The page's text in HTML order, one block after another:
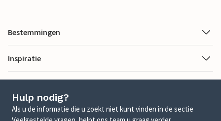
Bestemmingen
Inspiratie
Hulp nodig?
Als u de informatie die u zoekt niet kunt vinden in de sectie